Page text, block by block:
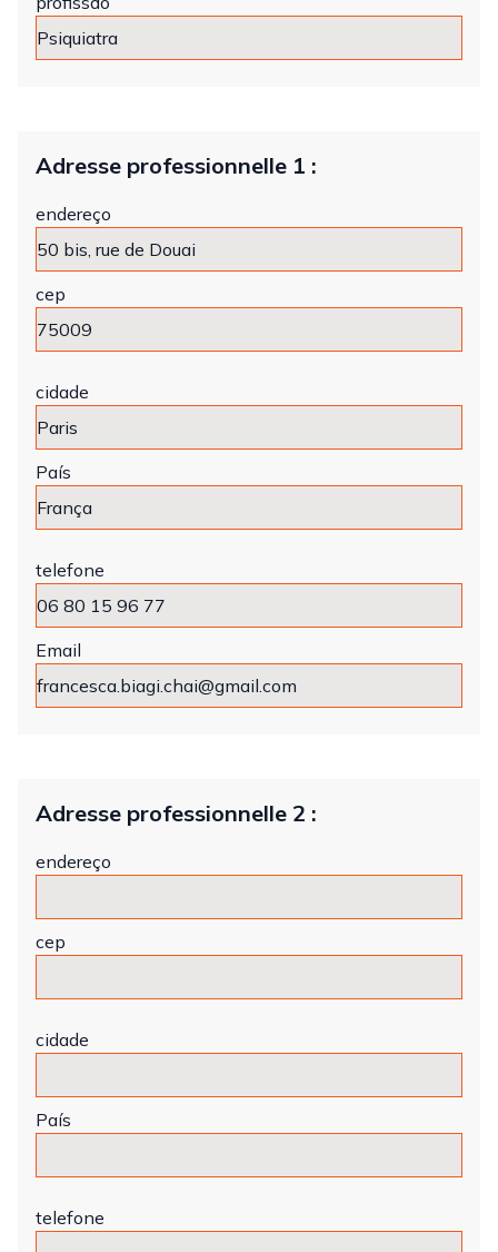
Adresse professionnelle 1 :
endereço
cep
cidade
País
telefone
Email
Adresse professionnelle 2 :
endereço
cep
cidade
País
telefone